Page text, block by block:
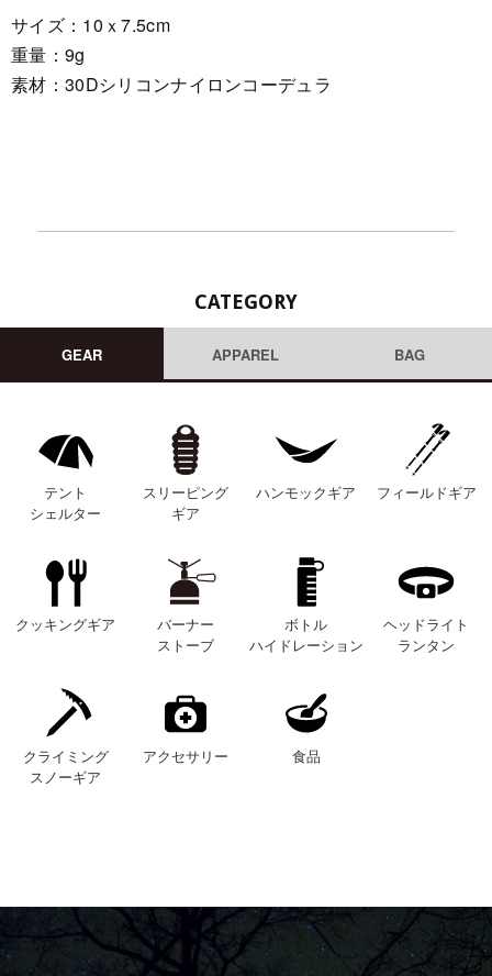
サイズ：10ｘ7.5cm
重量：9g
素材：30Dシリコンナイロンコーデュラ
CATEGORY
GEAR APPAREL BAG
テント
シェルター
スリーピング
ギア
ハンモックギア フィールドギア
クッキングギア
バーナー
ストーブ
ボトル
ハイドレーション
ヘッドライト
ランタン
クライミング
スノーギア
アクセサリー 食品